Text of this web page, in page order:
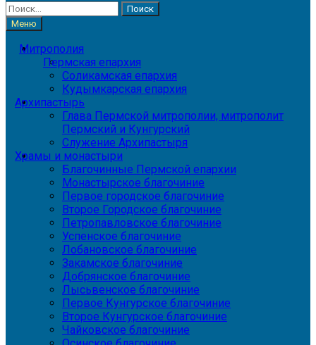
Найти:
Меню
Митрополия
Пермская епархия
Соликамская епархия
Кудымкарская епархия
Архипастырь
Глава Пермской митрополии, митрополит
Пермский и Кунгурский
Служение Архипастыря
Храмы и монастыри
Благочинные Пермской епархии
Монастырское благочиние
Первое городское благочиние
Второе Городское благочиние
Петропавловское благочиние
Успенское благочиние
Лобановское благочиние
Закамское благочиние
Добрянское благочиние
Лысьвенское благочиние
Первое Кунгурское благочиние
Второе Кунгурское благочиние
Чайковское благочиние